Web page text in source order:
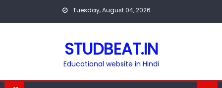
Tuesday, August 04, 2026
STUDBEAT.IN
Educational website in Hindi